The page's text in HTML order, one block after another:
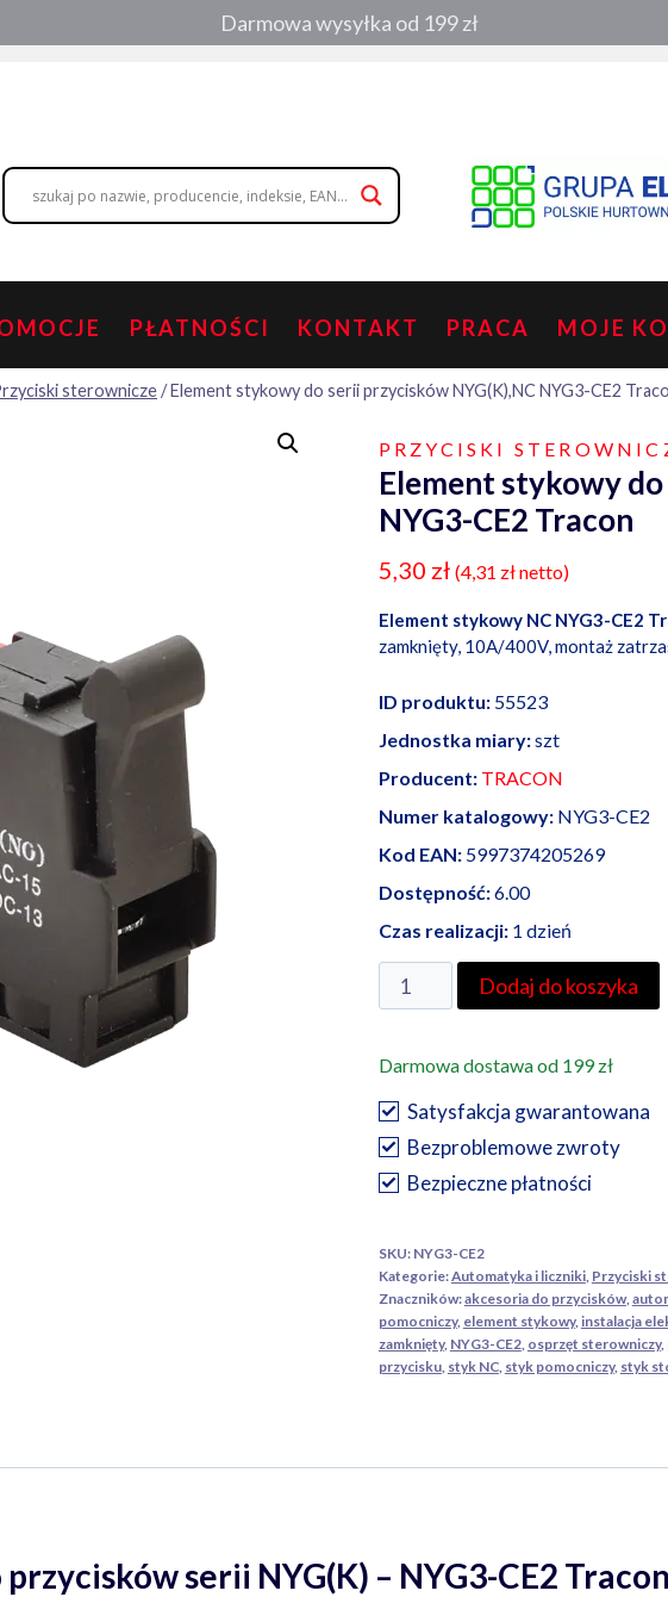
Doradztwo, zamówienia telefoniczne: 508 053 391 ,508 686 242
PŁATNOŚCI KONTAKT PRACA MOJE
sterownicze/Element stykowy do serii przycisków NYG(K),NC NYG3-CE2
PRZYCISKI
Element stykowy
NYG3-CE2 Tracon
5,30 zł (4,31 złnetto)
Element stykowy NC NYG3-CE2
zamknięty, 10A/400V, montaż
ID produktu:55523
Jednostka miary:szt
Producent: TRACON
Numer katalogowy:NYG3-CE2
Kod EAN:5997374205269
Dostępność:6.00
Czas realizacji:1 dzień
ilość
Element
do
serii
przycisków
NYG(K),NC
Tracon
Dodaj do koszyka
Darmowa dostawa od 199 zł
Satysfakcja gwarantowana
Bezproblemowe zwroty
Bezpieczne płatności
SKU: NYG3-CE2
Kategorie:Automatyka i liczniki, Przyciski
Znaczników:akcesoria do przycisków,
pomocniczy, element stykowy, instalacja
zamknięty, NYG3-CE2, osprzęt sterowniczy,
przycisku, styk NC, styk pomocniczy, styk
serii NYG(K) – NYG3-CE2 Tracon
Darmowa wysyłka od 199 zł